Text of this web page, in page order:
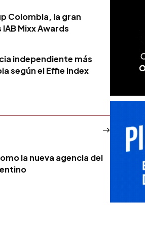
Colombia, la gran
Mixx Awards
independiente más
según el Effie Index
la nueva agencia del